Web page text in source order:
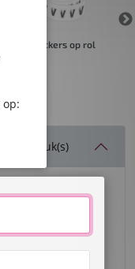
Stickers op rol
- 100 stuk(s)